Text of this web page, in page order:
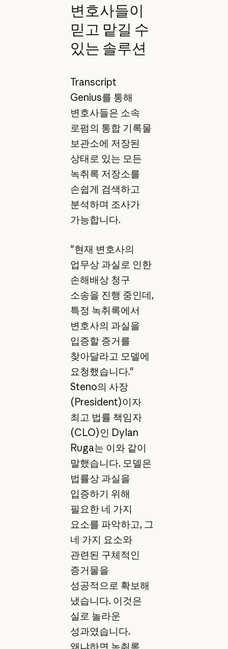
변호사들이
믿고 맡길 수
있는 솔루션
Transcript
Genius를 통해
변호사들은 소속
로펌의 통합 기록물
보관소에 저장된
상태로 있는 모든
녹취록 저장소를
손쉽게 검색하고
분석하며 조사가
가능합니다.
"현재 변호사의
업무상 과실로 인한
손해배상 청구
소송을 진행 중인데,
특정 녹취록에서
변호사의 과실을
입증할 증거를
찾아달라고 모델에
요청했습니다."
Steno의 사장
(President)이자
최고 법률 책임자
(CLO)인 Dylan
Ruga는 이와 같이
말했습니다. 모델은
법률상 과실을
입증하기 위해
필요한 네 가지
요소를 파악하고, 그
네 가지 요소와
관련된 구체적인
증거물을
성공적으로 확보해
냈습니다. 이것은
실로 놀라운
성과였습니다.